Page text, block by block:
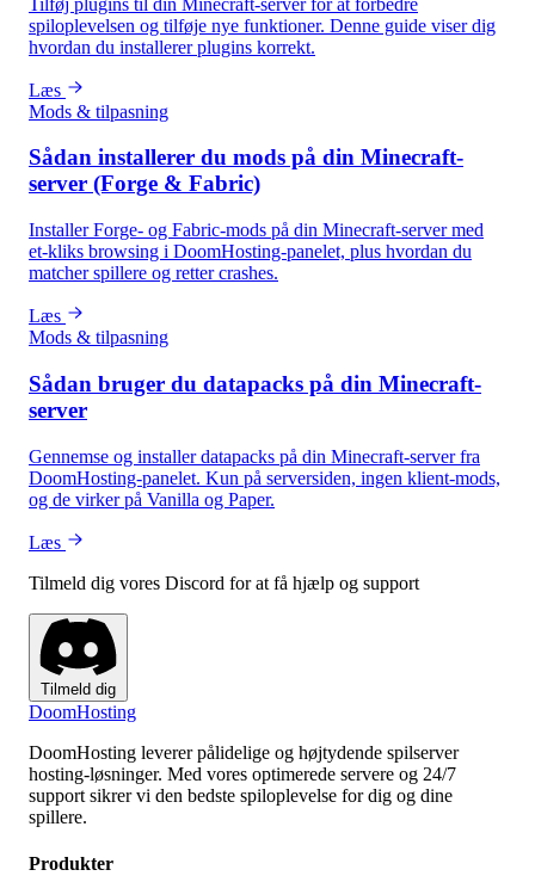
spiloplevelsen og tilføje nye funktioner. Denne guide viser dig
hvordan du installerer plugins korrekt.
Læs
Mods & tilpasning
Sådan installerer du mods på din Minecraft-
server (Forge & Fabric)
Installer Forge- og Fabric-mods på din Minecraft-server med
et-kliks browsing i DoomHosting-panelet, plus hvordan du
matcher spillere og retter crashes.
Læs
Mods & tilpasning
Sådan bruger du datapacks på din Minecraft-
server
Gennemse og installer datapacks på din Minecraft-server fra
DoomHosting-panelet. Kun på serversiden, ingen klient-mods,
og de virker på Vanilla og Paper.
Læs
Tilmeld dig vores Discord for at få hjælp og support
Tilmeld dig
DoomHosting
DoomHosting leverer pålidelige og højtydende spilserver
hosting-løsninger. Med vores optimerede servere og 24/7
support sikrer vi den bedste spiloplevelse for dig og dine
spillere.
Produkter